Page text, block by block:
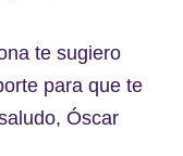
te sugiero
para que te
Óscar